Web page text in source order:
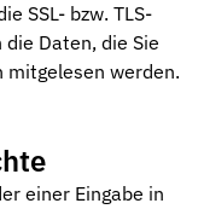
SSL- bzw. TLS-
Daten, die Sie
werden.
einer Eingabe in